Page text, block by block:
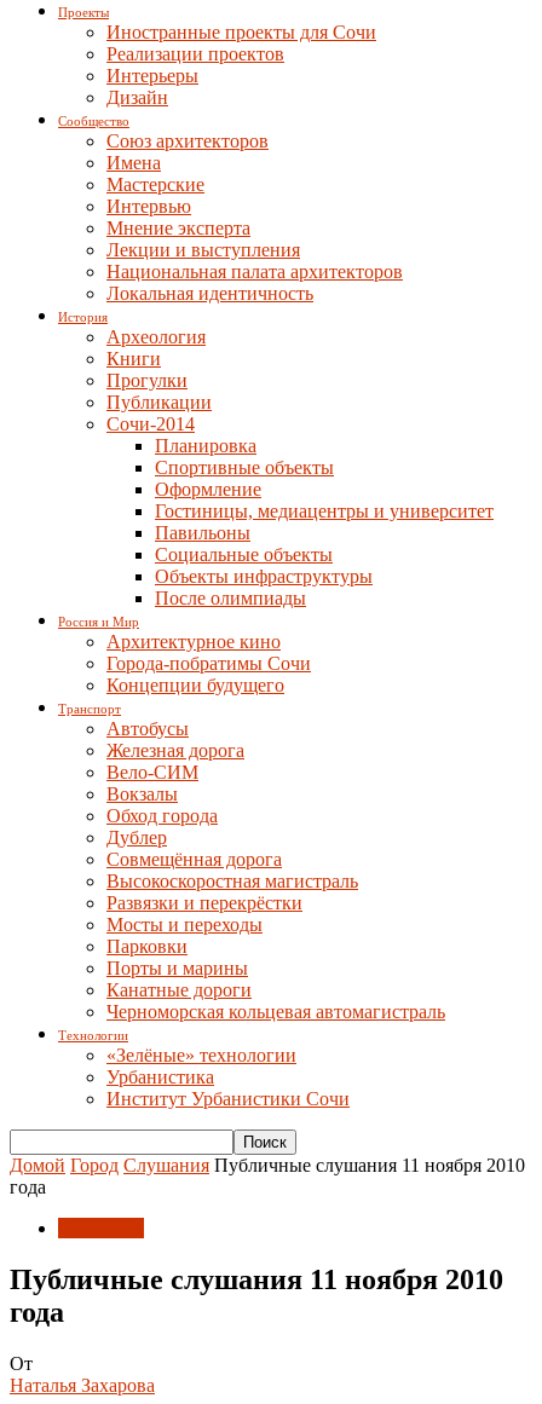
Проекты
Иностранные проекты для Сочи
Реализации проектов
Интерьеры
Дизайн
Сообщество
Союз архитекторов
Имена
Мастерские
Интервью
Мнение эксперта
Лекции и выступления
Национальная палата архитекторов
Локальная идентичность
История
Археология
Книги
Прогулки
Публикации
Сочи-2014
Планировка
Спортивные объекты
Оформление
Гостиницы, медиацентры и университет
Павильоны
Социальные объекты
Объекты инфраструктуры
После олимпиады
Россия и Мир
Архитектурное кино
Города-побратимы Сочи
Концепции будущего
Транспорт
Автобусы
Железная дорога
Вело-СИМ
Вокзалы
Обход города
Дублер
Совмещённая дорога
Высокоскоростная магистраль
Развязки и перекрёстки
Мосты и переходы
Парковки
Порты и марины
Канатные дороги
Черноморская кольцевая автомагистраль
Технологии
«Зелёные» технологии
Урбанистика
Институт Урбанистики Сочи
Домой Город Слушания Публичные слушания 11 ноября 2010
года
Публичные слушания 11 ноября 2010
года
От
Наталья Захарова